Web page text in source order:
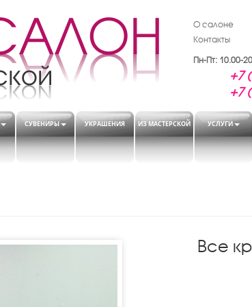
О салоне
Контакты
Пн-Пт: 10.00-
+7
+7
СУВЕНИРЫ УКРАШЕНИЯ ИЗ МАСТЕРСКОЙ УСЛУГИ
Все